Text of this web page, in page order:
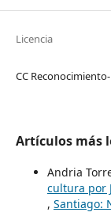
Licencia
CC
Artículos más
Andria
cultura por
, Santiago: